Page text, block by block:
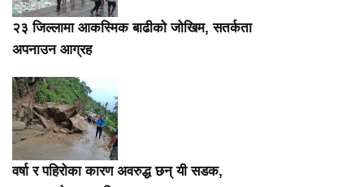
२३ जिल्लामा आकस्मिक बाढीको जोखिम, सतर्कता
अपनाउन आग्रह
वर्षा र पहिरोका कारण अवरुद्ध छन् यी सडक,